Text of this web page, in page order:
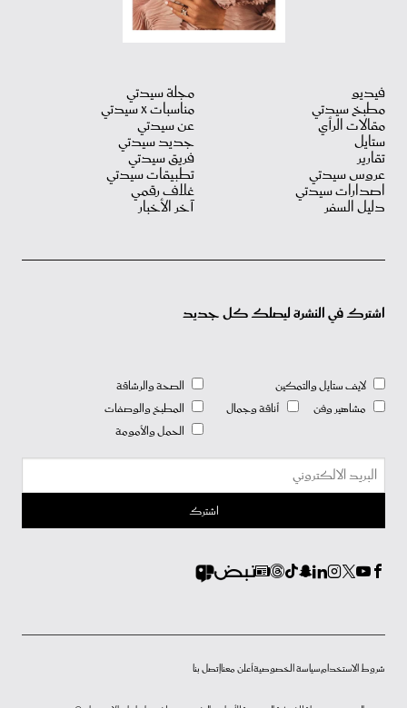
فيديو
مطبخ سيدتي
مقالات الرأي
ستايل
تقارير
عروس سيدتي
اصدارات سيدتي
دليل السفر
مجلة سيدتي
مناسبات X سيدتي
عن سيدتي
جديد سيدتي
فريق سيدتي
تطبيقات سيدتي
غلاف رقمي
آخر الأخبار
اشترك في النشرة ليصلك كل جديد
لايف ستايل والتمكين
مشاهير وفن
أناقة وجمال
الصحة والرشاقة
المطبخ والوصفات
الحمل والأمومة
شروط الاستخدامسياسة الخصوصيةأعلن معناإتصل بنا